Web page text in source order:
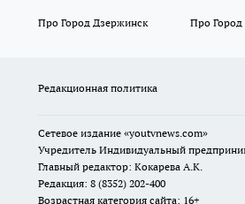
Про Город Дзержинск
Про Город
Редакционная политика
Сетевое издание «youtvnews.com»
Учредитель Индивидуальный
Главный редактор: Кокарева А.К.
Редакция: 8 (8352) 202-400
Возрастная категория сайта: 16+